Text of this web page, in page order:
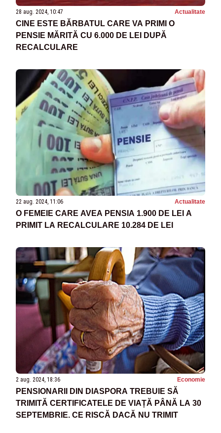
28 aug. 2024, 10:47 Actualitate
CINE ESTE BĂRBATUL CARE VA PRIMI O
PENSIE MĂRITĂ CU 6.000 DE LEI DUPĂ
RECALCULARE
22 aug. 2024, 11:06 Actualitate
O FEMEIE CARE AVEA PENSIA 1.900 DE LEI A
PRIMIT LA RECALCULARE 10.284 DE LEI
2 aug. 2024, 18:36 Economie
PENSIONARII DIN DIASPORA TREBUIE SĂ
TRIMITĂ CERTIFICATELE DE VIAȚĂ PÂNĂ LA 30
SEPTEMBRIE. CE RISCĂ DACĂ NU TRIMIT